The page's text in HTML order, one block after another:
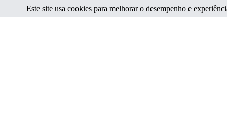
Este site usa cookies para melhorar o desempenho e